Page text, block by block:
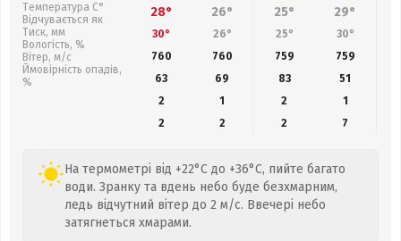
Температура С°
Відчувається як
Тиск, мм
Вологість, %
Вітер, м/с
Ймовірність опадів,
%
28° 26° 25° 29°
30° 26° 25° 30°
760
760 759 759
63
69 83 51
2
1 2
1
2
2 2 7
На термометрі від +22°C до +36°C, пийте багато
води. Зранку та вдень небо буде безхмарним,
ледь відчутний вітер до 2 м/с. Ввечері небо
затягнеться хмарами.